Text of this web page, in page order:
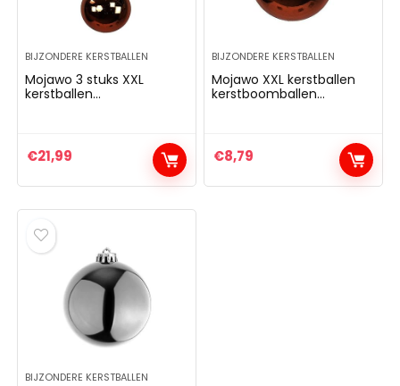
BIJZONDERE KERSTBALLEN
Mojawo 3 stuks XXL
kerstballen
€21,99
BIJZONDERE KERSTBALLEN
Mojawo XXL kerstballen
kerstboomballen
€8,79
BIJZONDERE KERSTBALLEN